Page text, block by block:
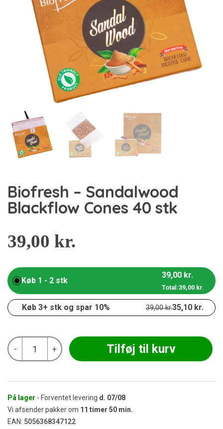
Biofresh – Sandalwood
Blackflow Cones 40 stk
39,00 kr.
Køb 1 - 2 stk
39,00 kr.
Total:39,00 kr.
Køb 3+ stk og spar 10% 39,00kr.35,10 kr.
-
Biofresh
Sandalwood
stk
antal
+ Tilføj til kurv
På lager - Forventet levering d. 07/08
Vi afsender pakker om 11 timer 50 min.
EAN: 5056368347122